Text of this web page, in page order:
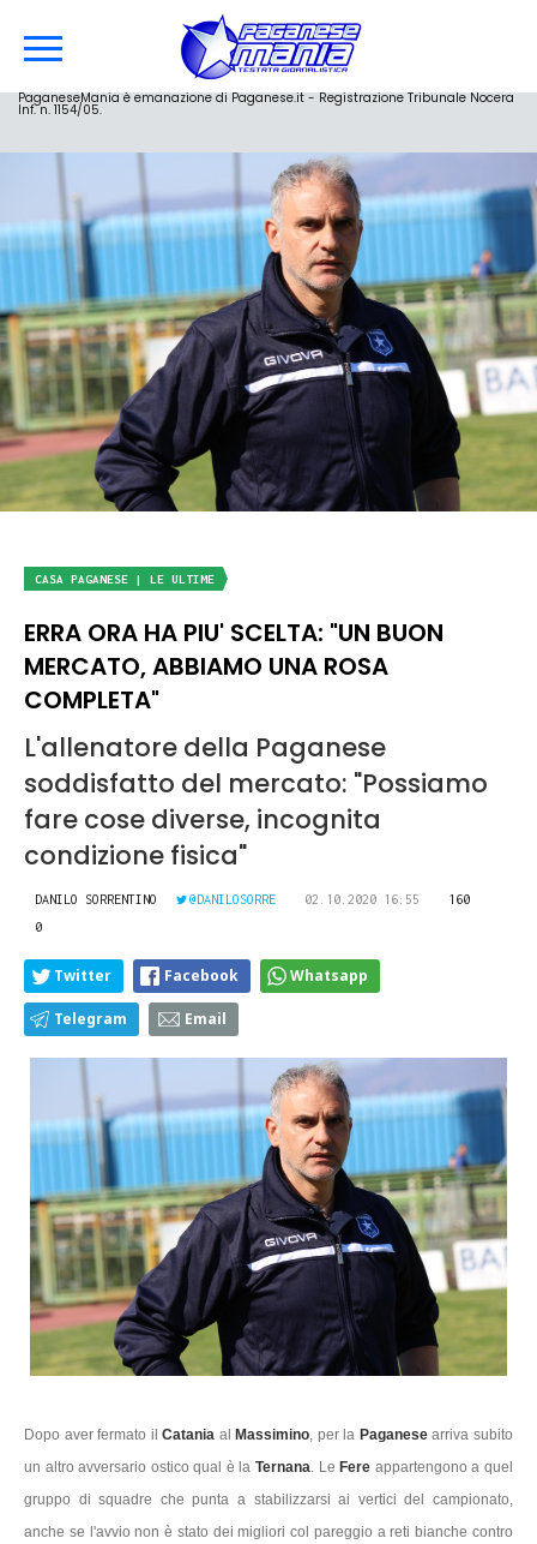
PaganeseMania è emanazione di Paganese.it - Registrazione Tribunale Nocera
Inf. n. 1154/05.
CASA PAGANESE | LE ULTIME
ERRA ORA HA PIU' SCELTA: "UN BUON
MERCATO, ABBIAMO UNA ROSA
COMPLETA"
L'allenatore della Paganese
soddisfatto del mercato: "Possiamo
fare cose diverse, incognita
condizione fisica"
DANILO SORRENTINO @DANILOSORRE 02.10.2020 16:55
160
0
Twitter Facebook Whatsapp
Telegram Email
Dopo aver fermato ilCatania al Massimino, per la Paganesearriva subito
un altro avversario ostico qual è laTernana. Le Fere appartengono a quel
gruppo di squadre che punta a stabilizzarsi ai vertici del campionato,
anche se l'avvio non è stato dei migliori col pareggio a reti bianche contro